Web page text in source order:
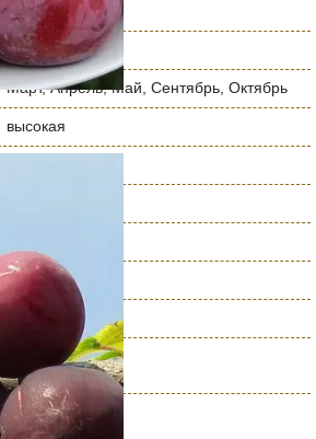
Апрель, Май
Дерево
Март, Апрель, Май, Сентябрь, Октябрь
высокая
4
Высокая
3 - 4 год
3 м